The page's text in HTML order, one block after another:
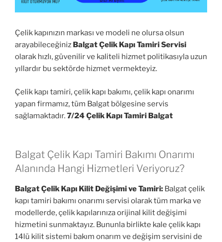
Çelik kapınızın markası ve modeli ne olursa olsun
arayabileceğiniz Balgat Çelik Kapı Tamiri Servisi
olarak hızlı, güvenilir ve kaliteli hizmet politikasıyla uzun
yıllardır bu sektörde hizmet vermekteyiz.
Çelik kapı tamiri, çelik kapı bakımı, çelik kapı onarımı
yapan firmamız, tüm Balgat bölgesine servis
sağlamaktadır.7/24 Çelik Kapı Tamiri Balgat
Balgat Çelik Kapı Tamiri Bakımı Onarımı
Alanında Hangi Hizmetleri Veriyoruz?
Balgat Çelik Kapı Kilit Değişimi ve Tamiri: Balgat çelik
kapı tamiri bakımı onarımı servisi olarak tüm marka ve
modellerde, çelik kapılarınıza orijinal kilit değişimi
hizmetini sunmaktayız. Bununla birlikte kale çelik kapı
14lü kilit sistemi bakım onarım ve değişim servisini de